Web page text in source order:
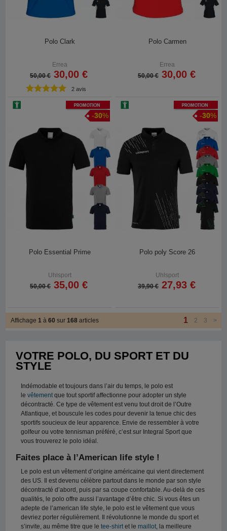
Polo Clark
Errea
50,00 € 30,00 €
2 avis
Polo Carmen
Errea
50,00 € 30,00 €
Promotion
-30%
Polo Essential Prime
Uhlsport
50,00 € 35,00 €
Promotion
-30%
Polo poly Score 26
Uhlsport
39,90 € 27,93 €
Affichage1à60sur168articles 1 2 3 >
VOTRE POLO, DU SPORT ET DU
STYLE
Indémodable et toujours dans l’air du temps, le polo est
levêtementque tout sportif affectionne pour adopter un style
décontracté. Ce type de vêtement est venu tout droit de l’Outre
Atlantique, et bouscule les codes pour devenir la tenue chic des
sportifs soucieux de leur apparence. Envie de ressembler à votre
golfeur ou votre tennisman préféré, c’est sur Integral Sport que
vous trouverez le polo idéal.
Faites place à l’American life style !
Le polo est un vêtement d’origine américaine qui vient directement
des US. Il est devenu célèbre partout dans le monde par son style
décontracté d’abord, puis par sa coupe confortable. Au-delà de ces
qualités, le polo offre aussi l’avantage d’être chic. Si vous êtes un
adepte de l’american life style, le polo est le vêtement que vous
devriez porter régulièrement. Il révolutionne le monde du sport et
s’invite, au même titre que letee-shirtet lemaillot, la meilleure